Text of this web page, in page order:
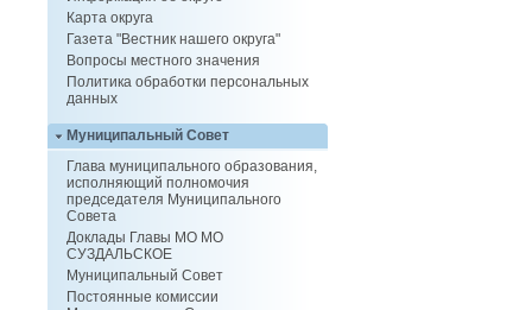
Карта округа
Газета "Вестник нашего округа"
Вопросы местного значения
Политика обработки персональных
данных
Муниципальный Совет
Глава муниципального образования,
исполняющий полномочия
председателя Муниципального
Совета
Доклады Главы МО МО
СУЗДАЛЬСКОЕ
Муниципальный Совет
Постоянные комиссии